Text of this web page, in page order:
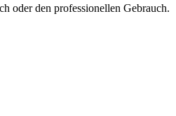
oder den professionellen Gebrauch.